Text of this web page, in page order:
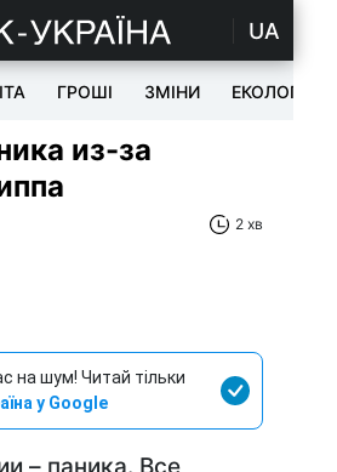
UA
ГРОШІ ЗМІНИ ЕКОЛОГІЯ
из-за
2 хв
на шум! Читай тільки
у Google